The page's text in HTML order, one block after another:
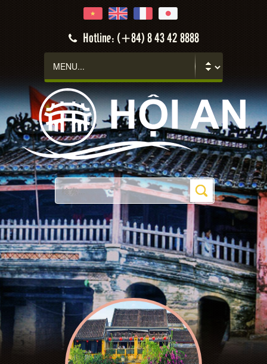
Hotline: (+84) 8 43 42 8888